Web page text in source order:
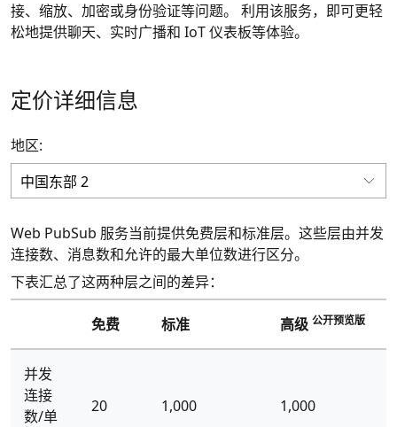
接、缩放、加密或身份验证等问题。 利用该服务，即可更轻
松地提供聊天、实时广播和 IoT 仪表板等体验。
定价详细信息
地区:
Web PubSub 服务当前提供免费层和标准层。这些层由并发
连接数、消息数和允许的最大单位数进行区分。
下表汇总了这两种层之间的差异：
免费 标准 高级 公开预览版
并发
连接
数/单
20 1,000 1,000